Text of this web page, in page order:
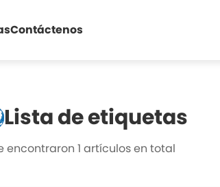
Contáctenos
Lista de etiquetas
encontraron 1 artículos en total